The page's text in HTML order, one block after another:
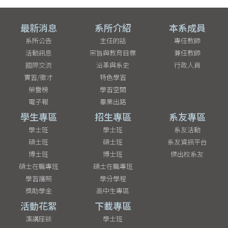
最新消息
系所公告
活動訊息
國際交流
實習/徵才
榮譽榜
電子報
系所介紹
主任的話
宗旨與教育目標
沿革與系史
特色學習
學習空間
畢業出路
本系成員
專任教師
兼任教師
行政人員
學生專區
學士班
碩士班
博士班
碩士在職專班
學習護照
獎助學金
招生專區
學士班
碩士班
博士班
碩士在職專班
學分學程
高中生專區
系友專區
系友活動
系友資訊平台
傑出校系友
活動花絮
演講座談
下載專區
學士班